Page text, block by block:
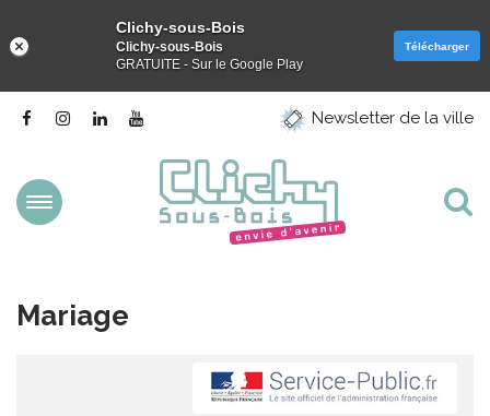
Lien
compte
Facebook
Lien
Lien
Linkedin
la
chaîne
Youtube
Newsletter de la ville
Aller
Mariage
Clichy-sous-Bois
Clichy-sous-Bois
GRATUITE - Sur le Google Play
Télécharger